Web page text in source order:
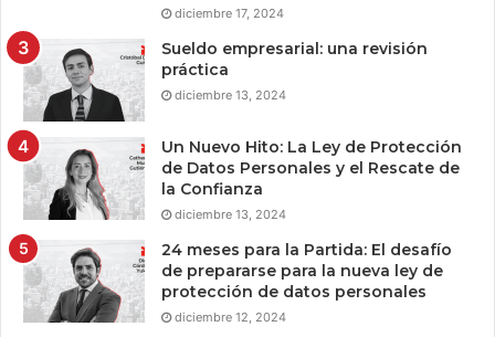
diciembre 17, 2024
Sueldo empresarial: una revisión
práctica
diciembre 13, 2024
Un Nuevo Hito: La Ley de Protección
de Datos Personales y el Rescate de
la Confianza
diciembre 13, 2024
24 meses para la Partida: El desafío
de prepararse para la nueva ley de
protección de datos personales
diciembre 12, 2024